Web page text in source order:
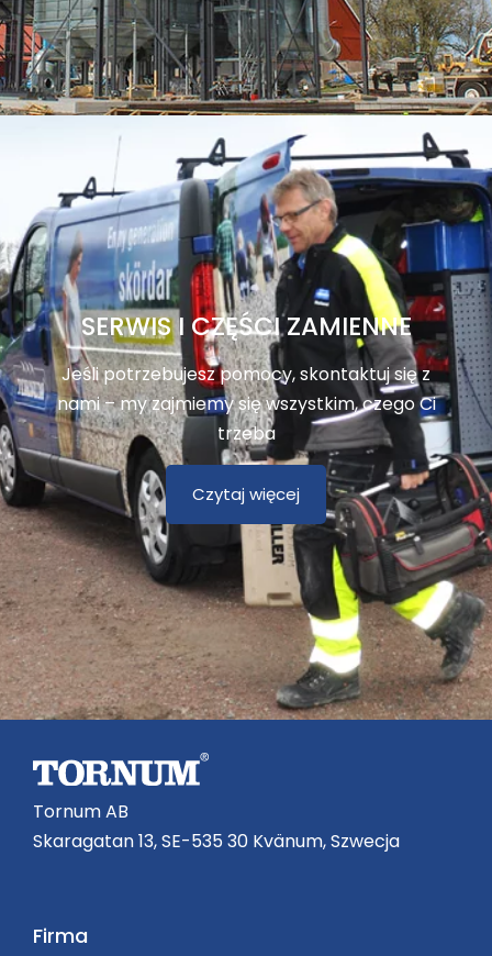
SERWIS I CZĘŚCI ZAMIENNE
Jeśli potrzebujesz pomocy, skontaktuj się z
nami – my zajmiemy się wszystkim, czego Ci
trzeba
Czytaj więcej
Tornum AB
Skaragatan 13, SE-535 30 Kvänum, Szwecja
Firma